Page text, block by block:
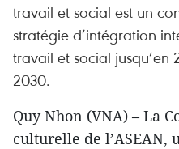
travail et social est un
stratégie d’intégration
travail et social jusqu’en
2030.
Quy Nhon (VNA) – La
culturelle de l’ASEAN,